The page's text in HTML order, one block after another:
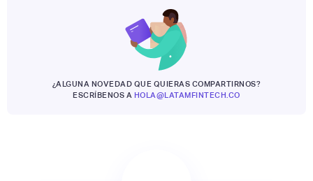
¿ALGUNA NOVEDAD QUE QUIERAS COMPARTIRNOS?
ESCRÍBENOS A HOLA@LATAMFINTECH.CO